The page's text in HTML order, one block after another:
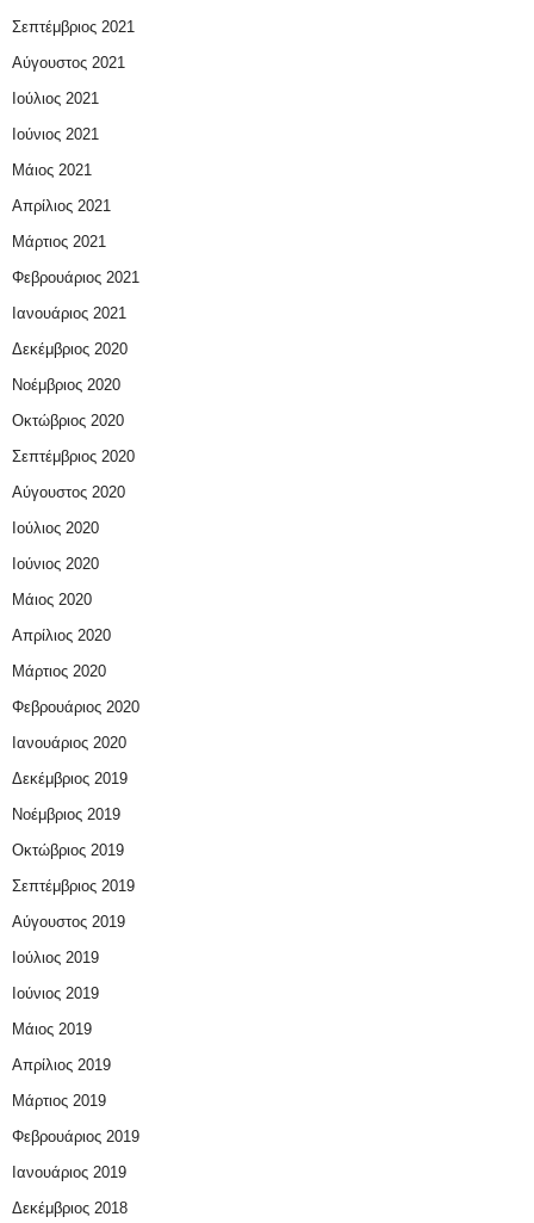
Σεπτέμβριος 2021
Αύγουστος 2021
Ιούλιος 2021
Ιούνιος 2021
Μάιος 2021
Απρίλιος 2021
Μάρτιος 2021
Φεβρουάριος 2021
Ιανουάριος 2021
Δεκέμβριος 2020
Νοέμβριος 2020
Οκτώβριος 2020
Σεπτέμβριος 2020
Αύγουστος 2020
Ιούλιος 2020
Ιούνιος 2020
Μάιος 2020
Απρίλιος 2020
Μάρτιος 2020
Φεβρουάριος 2020
Ιανουάριος 2020
Δεκέμβριος 2019
Νοέμβριος 2019
Οκτώβριος 2019
Σεπτέμβριος 2019
Αύγουστος 2019
Ιούλιος 2019
Ιούνιος 2019
Μάιος 2019
Απρίλιος 2019
Μάρτιος 2019
Φεβρουάριος 2019
Ιανουάριος 2019
Δεκέμβριος 2018